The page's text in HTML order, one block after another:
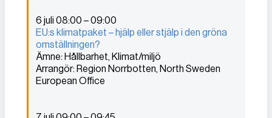
6 juli 08:00 – 09:00
EU:s klimatpaket – hjälp eller stjälp i den gröna
omställningen?
Ämne: Hållbarhet, Klimat/miljö
Arrangör: Region Norrbotten, North Sweden
European Office